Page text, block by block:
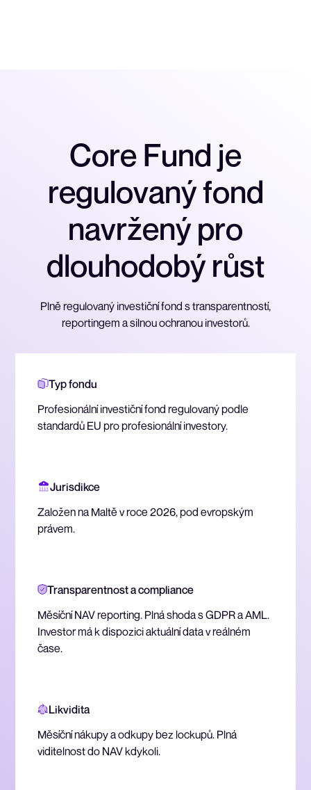
Core Fund je
regulovanýfond
navržený pro
dlouhodobý růst
Plně regulovaný investiční fond s transparentností,
reportingem a silnou ochranou investorů.
Typ fondu
Profesionální investiční fond regulovaný podle
standardů EU pro profesionální investory.
Jurisdikce
Založen na Maltě v roce 2026, pod evropským
právem.
Transparentnost a compliance
Měsíční NAV reporting. Plná shoda s GDPR a AML.
Investor má k dispozici aktuální data v reálném
čase.
Likvidita
Měsíční nákupy a odkupy bez lockupů. Plná
viditelnost do NAV kdykoli.